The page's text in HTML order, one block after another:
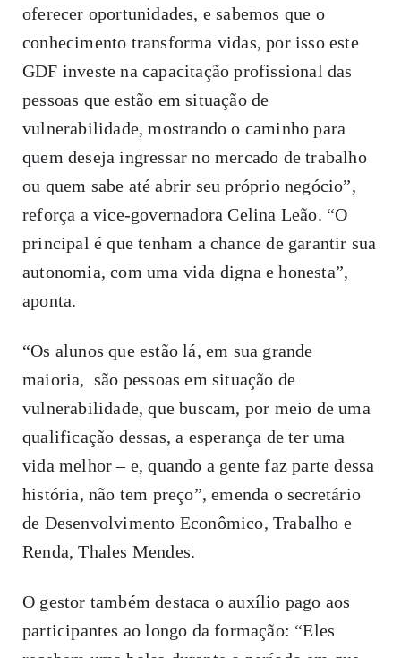
oferecer oportunidades, e sabemos que o
conhecimento transforma vidas, por isso este
GDF investe na capacitação profissional das
pessoas que estão em situação de
vulnerabilidade, mostrando o caminho para
quem deseja ingressar no mercado de trabalho
ou quem sabe até abrir seu próprio negócio”,
reforça a vice-governadora Celina Leão. “O
principal é que tenham a chance de garantir sua
autonomia, com uma vida digna e honesta”,
aponta.
“Os alunos que estão lá, em sua grande
maioria, são pessoas em situação de
vulnerabilidade, que buscam, por meio de uma
qualificação dessas, a esperança de ter uma
vida melhor – e, quando a gente faz parte dessa
história, não tem preço”, emenda o secretário
de Desenvolvimento Econômico, Trabalho e
Renda, Thales Mendes.
O gestor também destaca o auxílio pago aos
participantes ao longo da formação: “Eles